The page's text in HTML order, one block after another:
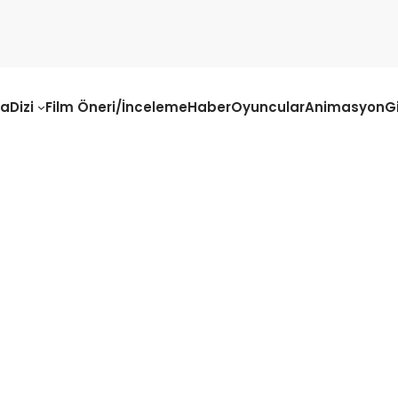
Dizi Film Öneri/İncelemeHaberOyuncularAnimasyon